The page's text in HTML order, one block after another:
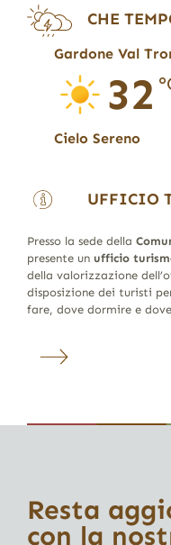
CHE
Gardone Val
32
Cielo Sereno
UFFICIO
Presso la sede della
presente un ufficio
della valorizzazione
disposizione dei turisti
fare, dove dormire e
Resta
con la